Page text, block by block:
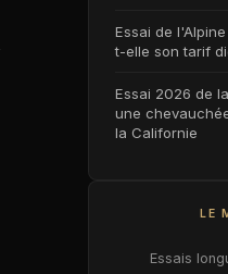
Essai de l'Alpine
t-elle son tarif
Essai 2026 de
une
la Californie
LE
Essais